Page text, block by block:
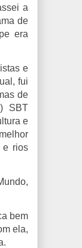
a
de
era
e
fui
de
SBT
e
e rios
bem
ela,